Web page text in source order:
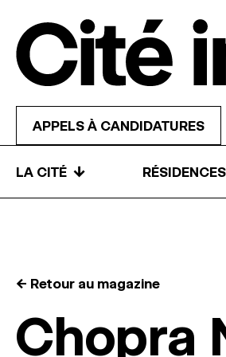
APPELS À CANDIDATURES
LA CITÉ ↓ RÉSIDENCES
← Retour au magazine
Chopra